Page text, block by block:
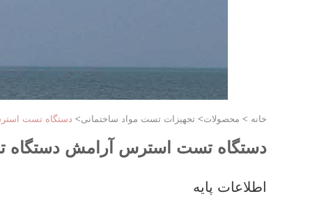
خانه > محصولات> تجهیزات تست مواد ساختمانی> دستگاه تست
دستگاه تست استرس آرامش
اطلاعات پایه